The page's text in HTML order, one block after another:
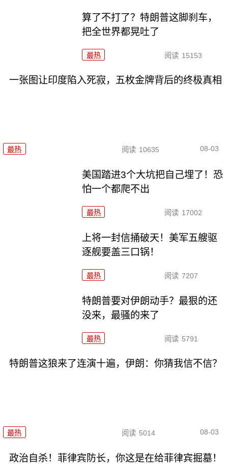
算了不打了？特朗普这脚刹车，
把全世界都晃吐了
最热 阅读 15153
一张图让印度陷入死寂，五枚金牌背后的终极真相
最热 阅读 10635 08-03
美国踏进3个大坑把自己埋了！恐
怕一个都爬不出
最热 阅读 17002
上将一封信捅破天！美军五艘驱
逐舰要盖三口锅！
最热 阅读 7207
特朗普要对伊朗动手？最狠的还
没来，最骚的来了
最热 阅读 5791
特朗普这狼来了连演十遍，伊朗：你猜我信不信？
最热 阅读 5014 08-03
政治自杀！菲律宾防长，你这是在给菲律宾掘墓！